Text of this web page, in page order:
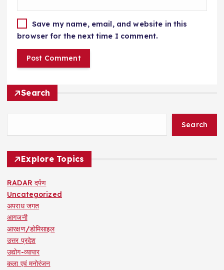
Save my name, email, and website in this
browser for the next time I comment.
Search
Search
Explore Topics
RADAR दर्पण
Uncategorized
अपराध जगत
आगजनी
आरक्षण/डोमिसाइल
उत्तर प्रदेश
उद्योग-व्यापार
कला एवं मनोरंजन